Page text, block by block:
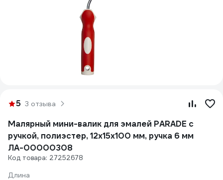
5 3 отзыва
Малярный мини-валик для эмалей PARADE с
ручкой, полиэстер, 12х15х100 мм, ручка 6 мм
ЛА-00000308
Код товара: 27252678
Длина